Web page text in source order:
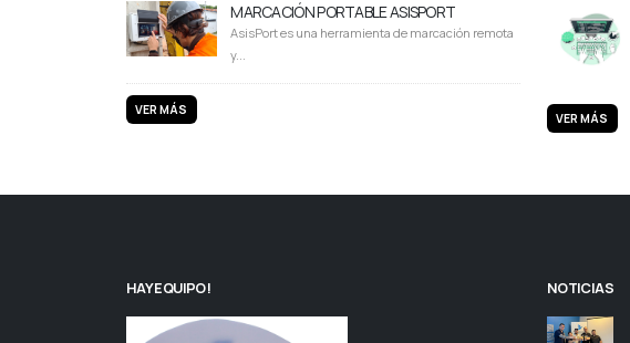
MARCACIÓN PORTABLE ASISPORT
AsisPort es una herramienta de marcación remota
y...
VER MÁS
VER MÁS
HAY EQUIPO!
NOTICIAS